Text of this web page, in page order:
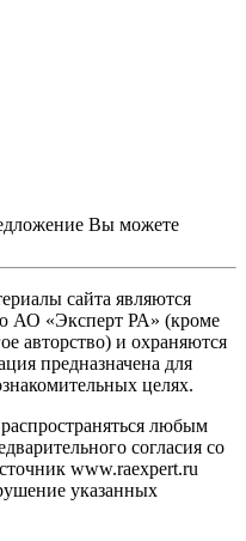
Вы можете
сайта являются
АО «Эксперт РА» (кроме
авторство) и охраняются
предназначена для
целях.
любым
согласия со
www.raexpert.ru
указанных